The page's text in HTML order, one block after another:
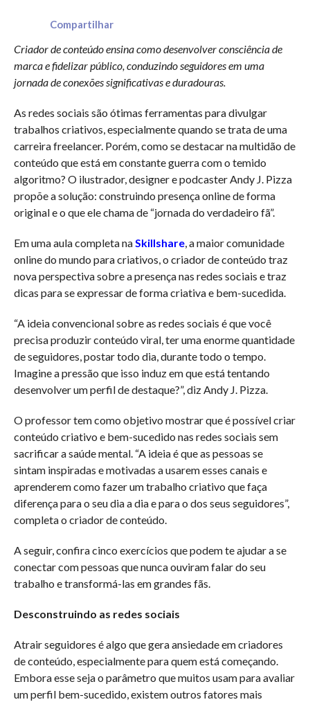
Compartilhar
Criador de conteúdo ensina como desenvolver consciência de
marca e fidelizar público, conduzindo seguidores em uma
jornada de conexões significativas e duradouras.
As redes sociais são ótimas ferramentas para divulgar
trabalhos criativos, especialmente quando se trata de uma
carreira freelancer. Porém, como se destacar na multidão de
conteúdo que está em constante guerra com o temido
algoritmo? O ilustrador, designer e podcaster Andy J. Pizza
propõe a solução: construindo presença online de forma
original e o que ele chama de “jornada do verdadeiro fã”.
Em uma aula completa naSkillshare, a maior comunidade
online do mundo para criativos, o criador de conteúdo traz
nova perspectiva sobre a presença nas redes sociais e traz
dicas para se expressar de forma criativa e bem-sucedida.
“A ideia convencional sobre as redes sociais é que você
precisa produzir conteúdo viral, ter uma enorme quantidade
de seguidores, postar todo dia, durante todo o tempo.
Imagine a pressão que isso induz em que está tentando
desenvolver um perfil de destaque?”, diz Andy J. Pizza.
O professor tem como objetivo mostrar que é possível criar
conteúdo criativo e bem-sucedido nas redes sociais sem
sacrificar a saúde mental. “A ideia é que as pessoas se
sintam inspiradas e motivadas a usarem esses canais e
aprenderem como fazer um trabalho criativo que faça
diferença para o seu dia a dia e para o dos seus seguidores”,
completa o criador de conteúdo.
A seguir, confira cinco exercícios que podem te ajudar a se
conectar com pessoas que nunca ouviram falar do seu
trabalho e transformá-las em grandes fãs.
Desconstruindo as redes sociais
Atrair seguidores é algo que gera ansiedade em criadores
de conteúdo, especialmente para quem está começando.
Embora esse seja o parâmetro que muitos usam para avaliar
um perfil bem-sucedido, existem outros fatores mais